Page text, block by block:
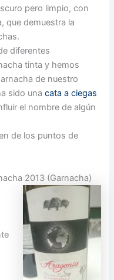
pero limpio, con
que demuestra la
diferentes
tinta y hemos
de nuestro
sido una cata a ciegas
el nombre de algún
de los puntos de
2013 (Garnacha)